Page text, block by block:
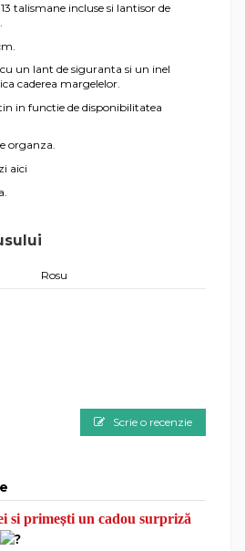
talismane incluse si lantisor de
un lant de siguranta si un inel
caderea margelelor.
in functie de disponibilitatea
organza.
aici
Rosu
Scrie o recenzie
si primești un cadou surpriză